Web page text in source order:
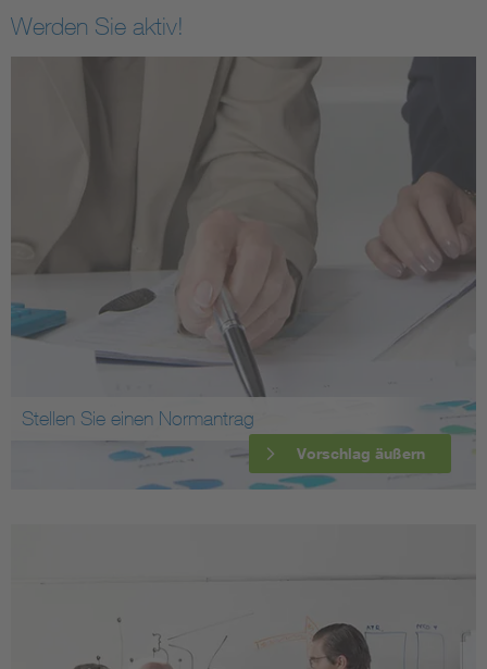
Werden Sie aktiv!
Stellen Sie einen Normantrag
Vorschlag äußern